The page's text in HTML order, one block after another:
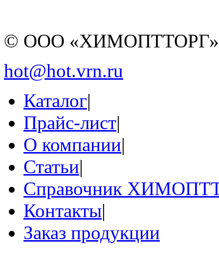
© ООО
hot@hot.vrn.ru
Каталог|
Прайс-лист|
О компании|
Статьи|
Справочник
Контакты|
Заказ продукции